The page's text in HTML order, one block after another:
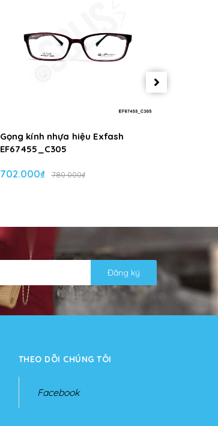
Gọng kính nhựa hiệu Exfash
EF67455_C305
702.000₫ 780.000₫
Đăng ký
THEO DÕI CHÚNG TÔI
Facebook